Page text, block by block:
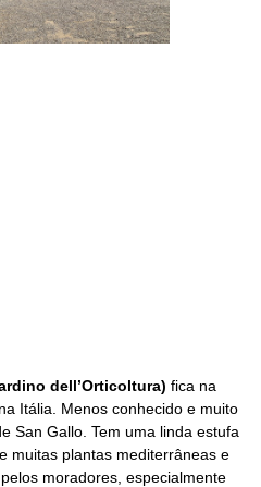
dell’Orticoltura) fica na
Itália. Menos conhecido e muito
San Gallo. Tem uma linda estufa
muitas plantas mediterrâneas e
moradores, especialmente